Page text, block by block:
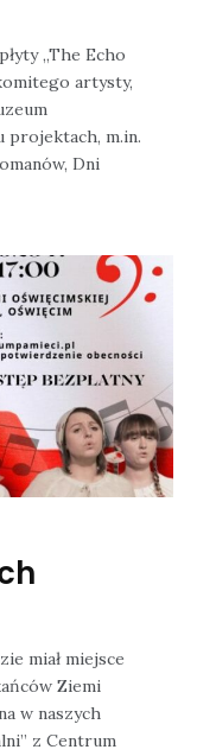
„The Echo
artysty,
projektach, m.in.
Dni
miał miejsce
Ziemi
w naszych
z Centrum